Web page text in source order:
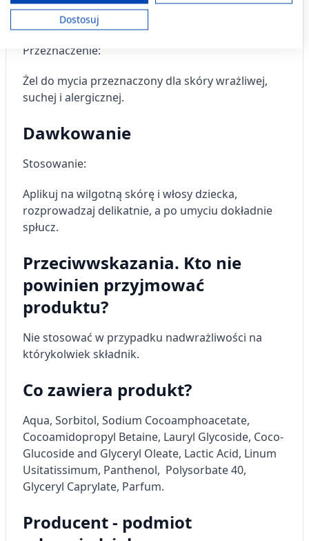
Kiedy stosować produkt?
Przeznaczenie:
Żel do mycia przeznaczony dla skóry wrażliwej,
suchej i alergicznej.
Dawkowanie
Stosowanie:
Aplikuj na wilgotną skórę i włosy dziecka,
rozprowadzaj delikatnie, a po umyciu dokładnie
spłucz.
Przeciwwskazania. Kto nie
powinien przyjmować
produktu?
Nie stosować w przypadku nadwrażliwości na
którykolwiek składnik.
Co zawiera produkt?
Aqua, Sorbitol, Sodium Cocoamphoacetate,
Cocoamidopropyl Betaine, Lauryl Glycoside, Coco-
Glucoside and Glyceryl Oleate, Lactic Acid, Linum
Usitatissimum, Panthenol, Polysorbate 40,
Glyceryl Caprylate, Parfum.
Producent - podmiot
Twoja zgoda i polityka cookie dotyczą wyłącznie tej witryny/aplikacji.
Wyświetl listę partnerów (11 dostawców IAB)
Przechowywanie informacji na urządzeniu
lub dostęp do nich
wyboru reklam
Tworzenie profili w celu
Wykorzystanie profili do wyboru
spersonalizowanych reklam
Wykorzystywanie profili w celu doboru
spersonalizowanych treści
Pomiar efektywności reklam
Pomiar efektywności treści
Wykorzystywanie ograniczonych danych do
wyboru treści
Funkcje specjalne IAB:
Użycie dokładnych danych
Identyfikowanie urządzeń na podstawie
Dostosuj